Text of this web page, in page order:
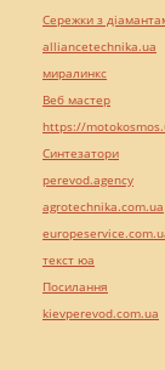
Сережки з
alliancetechnika.ua
миралинкс
Веб мастер
https://
Синтезатори
perevod.agency
agrotechnika.com.ua
текст юа
Посилання
kievperevod.com.ua